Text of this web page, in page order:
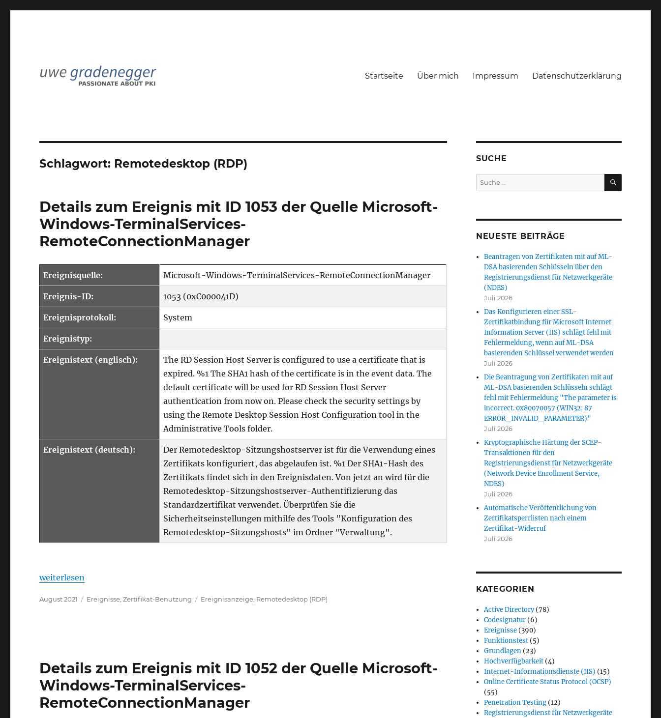
Startseite Über mich Impressum Datenschutzerklärung
Schlagwort: Remotedesktop (RDP)
Details zum Ereignis mit ID 1053 der Quelle Microsoft-
Windows-TerminalServices-
RemoteConnectionManager
Ereignisquelle: Microsoft-Windows-TerminalServices-RemoteConnectionManager
Ereignis-ID: 1053 (0xC000041D)
Ereignisprotokoll: System
Ereignistyp:
Ereignistext (englisch):
The RD Session Host Server is configured to use a certificate that is
expired. %1 The SHA1 hash of the certificate is in the event data. The
default certificate will be used for RD Session Host Server
authentication from now on. Please check the security settings by
using the Remote Desktop Session Host Configuration tool in the
Administrative Tools folder.
Ereignistext (deutsch):
Der Remotedesktop-Sitzungshostserver ist für die Verwendung eines
Zertifikats konfiguriert, das abgelaufen ist. %1 Der SHA1-Hash des
Zertifikats findet sich in den Ereignisdaten. Von jetzt an wird für die
Remotedesktop-Sitzungshostserver-Authentifizierung das
Standardzertifikat verwendet. Überprüfen Sie die
Sicherheitseinstellungen mithilfe des Tools "Konfiguration des
Remotedesktop-Sitzungshosts" im Ordner "Verwaltung".
„Details zum Ereignis mit ID 1053 der Quelle Microsoft-Windows-TerminalServices-RemoteConnectionManager“
weiterlesen
Veröffentlicht
August 2021 Kategorien
Ereignisse ,Zertifikat-Benutzung Schlagwörter
Ereignisanzeige Remotedesktop (RDP)
Details zum Ereignis mit ID 1052 der Quelle Microsoft-
Windows-TerminalServices-
RemoteConnectionManager
SUCHE
Suche
nach:
SUCHEN
NEUESTE BEITRÄGE
Beantragen von Zertifikaten mit auf ML-
DSA basierenden Schlüsseln über den
Registrierungsdienst für Netzwerkgeräte
(NDES)
Juli 2026
Das Konfigurieren einer SSL-
Zertifikatbindung für Microsoft Internet
Information Server (IIS) schlägt fehl mit
Fehlermeldung, wenn auf ML-DSA
basierenden Schlüssel verwendet werden
Juli 2026
Die Beantragung von Zertifikaten mit auf
ML-DSA basierenden Schlüsseln schlägt
fehl mit Fehlermeldung "The parameter is
incorrect. 0x80070057 (WIN32: 87
ERROR_INVALID_PARAMETER)"
Juli 2026
Kryptographische Härtung der SCEP-
Transaktionen für den
Registrierungsdienst für Netzwerkgeräte
(Network Device Enrollment Service,
NDES)
Juli 2026
Automatische Veröffentlichung von
Zertifikatsperrlisten nach einem
Zertifikat-Widerruf
Juli 2026
KATEGORIEN
Active Directory(78)
Codesignatur (6)
Ereignisse (390)
Funktionstest (5)
Grundlagen (23)
Hochverfügbarkeit (4)
Internet-Informationsdienste (IIS) (15)
Online Certificate Status Protocol (OCSP)
(55)
Penetration Testing (12)
Registrierungsdienst für Netzwerkgeräte